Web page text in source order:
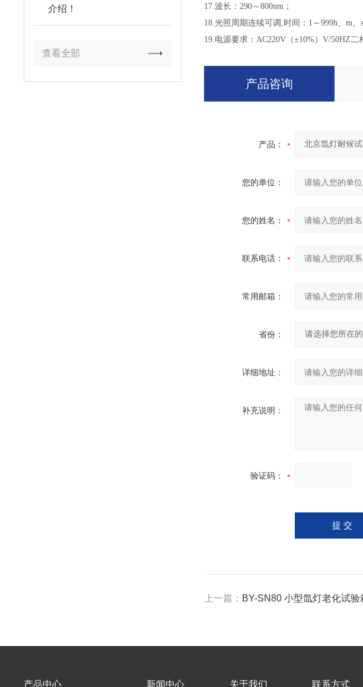
介绍！
查看全部
17.波长：290～800nm；
18.光照周期连续可调,时间：1～999h、m、
19.电源要求：AC220V（±10%）V/50HZ二
产品咨询
产品：
您的单位：
您的姓名：
联系电话：
常用邮箱：
省份：
详细地址：
补充说明：
验证码：
上一篇： BY-SN80 小型氙灯老化试验
产品中心 新闻中心 关于我们 联系方式